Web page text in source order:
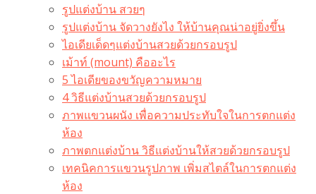
รูปแต่งบ้าน สวยๆ
รูปแต่งบ้าน จัดวางยังไง ให้บ้านคุณน่าอยู่ยิ่งขึ้น
ไอเดียเด็ดๆแต่งบ้านสวยด้วยกรอบรูป
เม้าท์ (mount) คืออะไร​
5 ไอเดียของขวัญความหมาย
4 วิธีแต่งบ้านสวยด้วยกรอบรูป
ภาพแขวนผนัง เพื่อความประทับใจในการตกแต่ง
ห้อง
ภาพตกแต่งบ้าน วิธีแต่งบ้านให้สวยด้วยกรอบรูป
เทคนิคการแขวนรูปภาพ เพิ่มสไตล์ในการตกแต่ง
ห้อง